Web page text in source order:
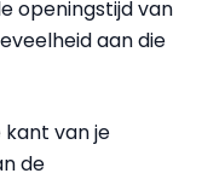
openingstijd van
aan die
van je
de